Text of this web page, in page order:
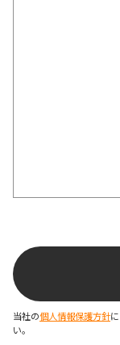
当社の個人情報保護方針
い。